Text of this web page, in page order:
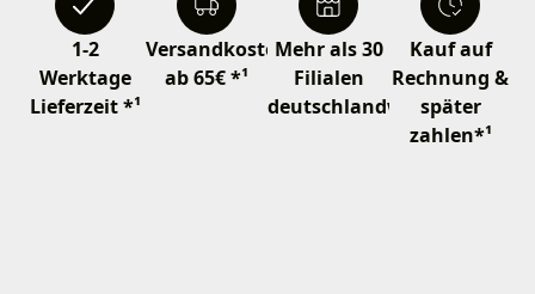
1-2
Werktage
Lieferzeit *¹
Versandkostenfrei
ab 65€ *¹
Mehr als 30
Filialen
deutschlandweit
Kauf auf
Rechnung &
später
zahlen*¹